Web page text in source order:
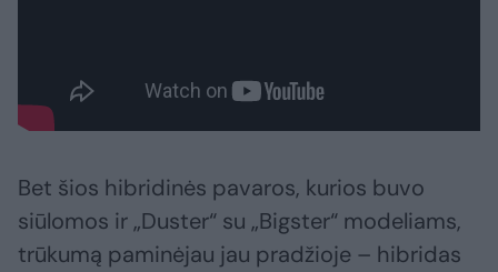
Bet šios hibridinės pavaros, kurios buvo
siūlomos ir „Duster“ su „Bigster“ modeliams,
trūkumą paminėjau jau pradžioje – hibridas